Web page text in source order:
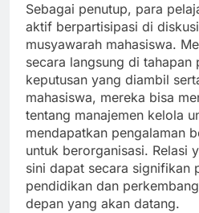
Sebagai penutup, para
aktif berpartisipasi di
musyawarah mahasiswa.
secara langsung di tahapan
keputusan yang diambil
mahasiswa, mereka bisa
tentang manajemen kelola
mendapatkan pengalaman
untuk berorganisasi. Relasi
sini dapat secara signifikan
pendidikan dan
depan yang akan datang.